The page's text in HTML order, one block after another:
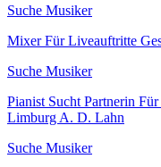
Suche Musiker
Mixer Für Liveauftritte
Suche Musiker
Pianist Sucht Partnerin
Limburg A. D. Lahn
Suche Musiker